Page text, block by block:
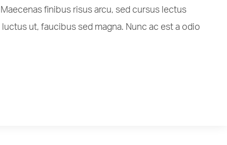
finibus risus arcu, sed cursus lectus
ut, faucibus sed magna. Nunc ac est a odio